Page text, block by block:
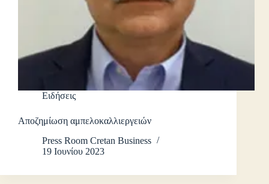
Ειδήσεις
Αποζημίωση αμπελοκαλλιεργειών
Press Room Cretan Business
19 Ιουνίου 2023